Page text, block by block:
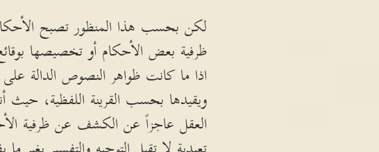
لكن بحسب هذا المنظور تصبح الأحكام
ظرفية بعض الأحكام أو تخصيصها بوقائع
اذا ما كانت ظواهر النصوص الدالة
ويقيدها بحسب القرينة اللفظية،
العقل عاجزاً عن الكشف عن ظرفية